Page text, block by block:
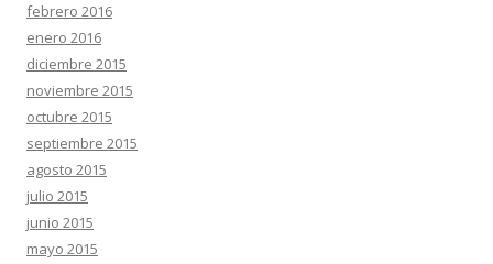
febrero 2016
enero 2016
diciembre 2015
noviembre 2015
octubre 2015
septiembre 2015
agosto 2015
julio 2015
junio 2015
mayo 2015